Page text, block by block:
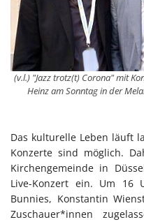
(v.l.) "Jazz trotz(t) Corona" mit
Heinz am Sonntag in der
Das kulturelle Leben läuft
Konzerte sind möglich.
Kirchengemeinde in
Live-Konzert ein. Um 16
Bunnies, Konstantin
Zuschauer*innen